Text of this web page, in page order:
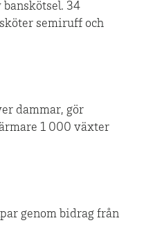
34
semiruff och
dammar, gör
1 000 växter
genom bidrag från